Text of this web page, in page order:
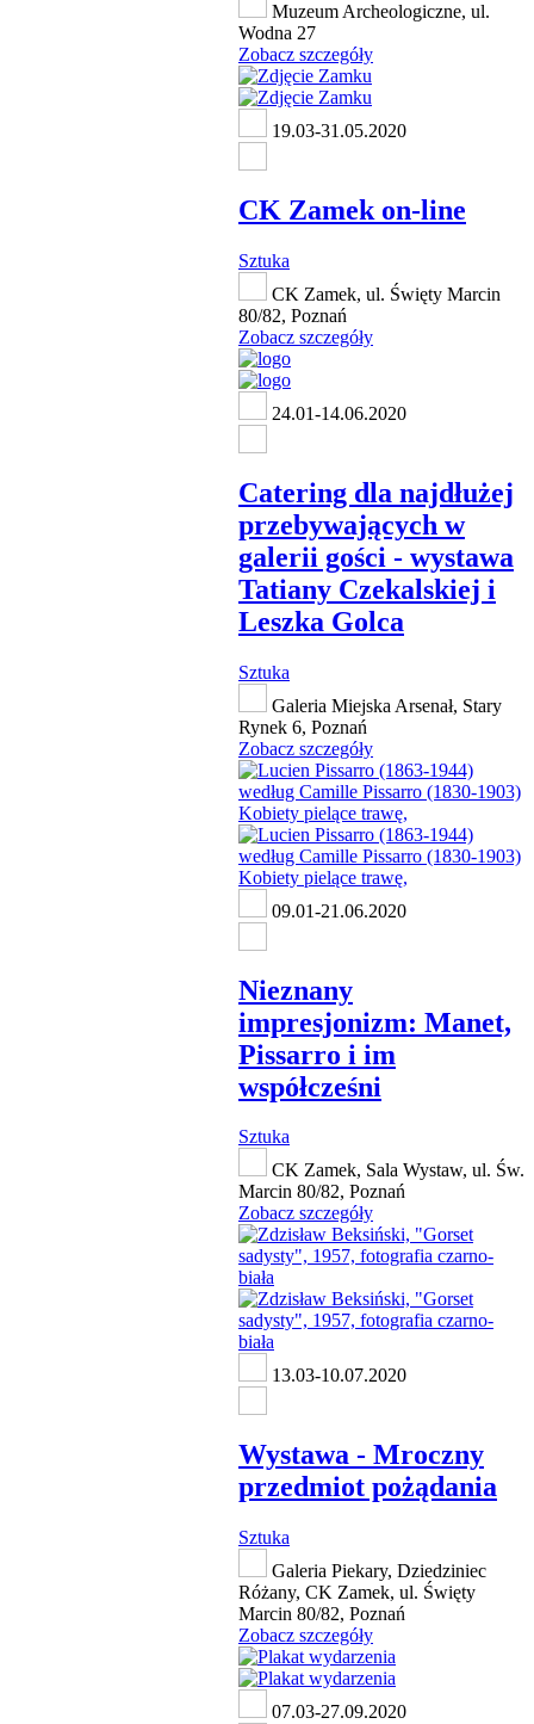
Muzeum Archeologiczne, ul.
Wodna 27
Zobacz szczegóły
19.03-31.05.2020
CK Zamek on-line
Sztuka
CK Zamek, ul. Święty Marcin
80/82, Poznań
Zobacz szczegóły
24.01-14.06.2020
Catering dla najdłużej
przebywających w
galerii gości - wystawa
Tatiany Czekalskiej i
Leszka Golca
Sztuka
Galeria Miejska Arsenał, Stary
Rynek 6, Poznań
Zobacz szczegóły
09.01-21.06.2020
Nieznany
impresjonizm: Manet,
Pissarro i im
współcześni
Sztuka
CK Zamek, Sala Wystaw, ul. Św.
Marcin 80/82, Poznań
Zobacz szczegóły
13.03-10.07.2020
Wystawa - Mroczny
przedmiot pożądania
Sztuka
Galeria Piekary, Dziedziniec
Różany, CK Zamek, ul. Święty
Marcin 80/82, Poznań
Zobacz szczegóły
07.03-27.09.2020